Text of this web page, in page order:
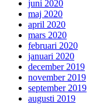
juni 2020
maj 2020
april 2020
mars 2020
februari 2020
januari 2020
december 2019
november 2019
september 2019
augusti 2019